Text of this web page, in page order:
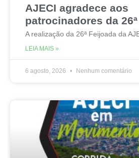
AJECI agradece aos
patrocinadores da
A realização da 26ª Feijoada da
LEIA MAIS »
6 agosto, 2026 Nenhum comentário